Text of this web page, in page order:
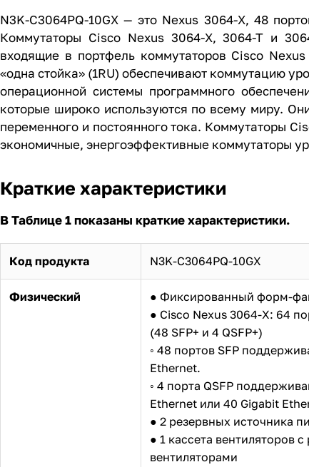
N3K-C3064PQ-10GX — это Nexus 3064-X, 48
Коммутаторы Cisco Nexus 3064-X, 3064-T и
входящие в портфель коммутаторов Cisco
«одна стойка» (1RU) обеспечивают коммутацию
операционной системы программного
которые широко используются по всему миру.
переменного и постоянного тока. Коммутаторы
экономичные, энергоэффективные коммутаторы
Краткие характеристики
В Таблице 1 показаны краткие характеристики.
Код продукта N3K-C3064PQ-10GX
Физический
● Фиксированный форм-
● Cisco Nexus 3064-X: 64
(48 SFP+ и 4 QSFP+)
◦ 48 портов SFP
Ethernet.
◦ 4 порта QSFP
Ethernet или 40 Gigabit
● 2 резервных источника
● 1 кассета вентиляторов
вентиляторами